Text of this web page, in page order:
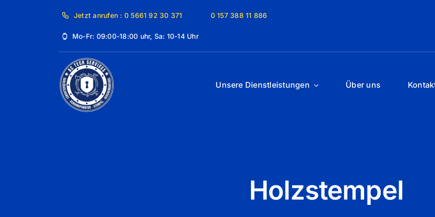
Jetzt anrufen : 0 5661 92 30 371 0 157 388 11 886
Mo-Fr: 09:00-18:00 uhr, Sa: 10-14 Uhr
Unsere Dienstleistungen Über uns
Holzstempel